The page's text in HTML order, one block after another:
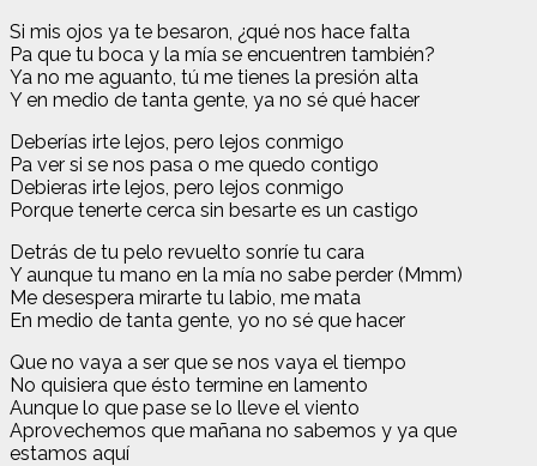
Si mis ojos ya te besaron, ¿qué nos hace falta
Pa que tu boca y la mía se encuentren también?
Ya no me aguanto, tú me tienes la presión alta
Y en medio de tanta gente, ya no sé qué hacer
Deberías irte lejos, pero lejos conmigo
Pa ver si se nos pasa o me quedo contigo
Debieras irte lejos, pero lejos conmigo
Porque tenerte cerca sin besarte еs un castigo
Detrás de tu pelo rеvuelto sonríe tu cara
Y aunque tu mano en la mía no sabe perder (Mmm)
Me desespera mirarte tu labio, me mata
En medio de tanta gente, yo no sé que hacer
Que no vaya a ser que se nos vaya el tiempo
No quisiera que ésto termine en lamento
Aunque lo que pase se lo lleve el viento
Aprovechemos que mañana no sabemos y ya que
estamos aquí